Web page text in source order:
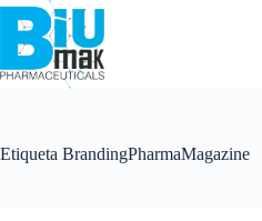
Etiqueta BrandingPharmaMagazine